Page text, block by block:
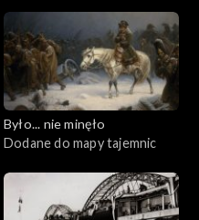
Było... nie minęło
Dodane do mapy tajemnic